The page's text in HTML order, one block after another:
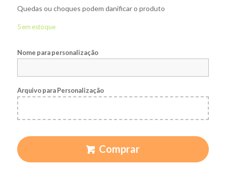
Quedas ou choques podem danificar o produto
5 em estoque
Nome para personalização
Arquivo para Personalização
Comprar